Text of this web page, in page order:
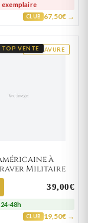
CLUB 67,50€ →
GRAVURE
VENTE
à
Militaire
39,00€
48h
CLUB 19,50€ →